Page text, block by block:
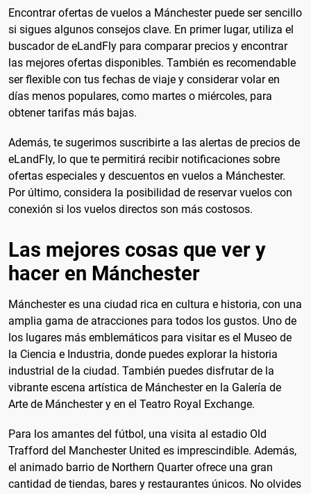
Encontrar ofertas de vuelos a Mánchester puede ser sencillo
si sigues algunos consejos clave. En primer lugar, utiliza el
buscador de eLandFly para comparar precios y encontrar
las mejores ofertas disponibles. También es recomendable
ser flexible con tus fechas de viaje y considerar volar en
días menos populares, como martes o miércoles, para
obtener tarifas más bajas.
Además, te sugerimos suscribirte a las alertas de precios de
eLandFly, lo que te permitirá recibir notificaciones sobre
ofertas especiales y descuentos en vuelos a Mánchester.
Por último, considera la posibilidad de reservar vuelos con
conexión si los vuelos directos son más costosos.
Las mejores cosas que ver y
hacer en Mánchester
Mánchester es una ciudad rica en cultura e historia, con una
amplia gama de atracciones para todos los gustos. Uno de
los lugares más emblemáticos para visitar es el Museo de
la Ciencia e Industria, donde puedes explorar la historia
industrial de la ciudad. También puedes disfrutar de la
vibrante escena artística de Mánchester en la Galería de
Arte de Mánchester y en el Teatro Royal Exchange.
Para los amantes del fútbol, una visita al estadio Old
Trafford del Manchester United es imprescindible. Además,
el animado barrio de Northern Quarter ofrece una gran
cantidad de tiendas, bares y restaurantes únicos. No olvides